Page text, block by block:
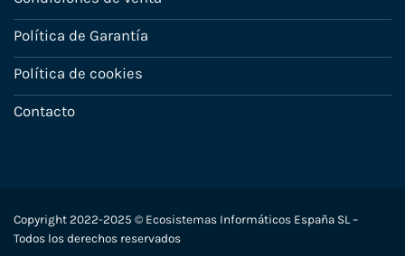
Política de Garantía
Política de cookies
Contacto
Copyright 2022-2025 © Ecosistemas Informáticos España SL –
Todos los derechos reservados